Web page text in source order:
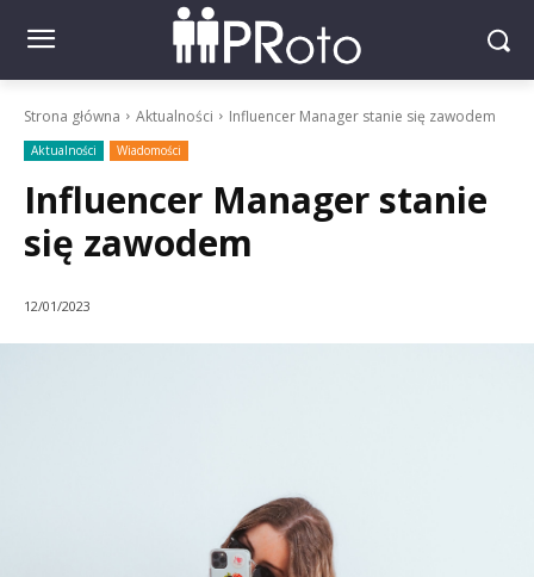
Strona główna Aktualności Influencer Manager stanie się zawodem
Aktualności Wiadomości
Influencer Manager stanie
się zawodem
12/01/2023